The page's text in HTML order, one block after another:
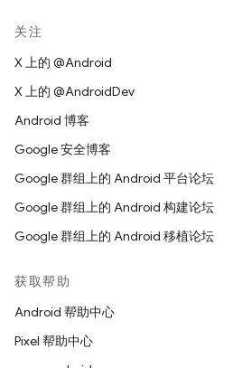
关注
X 上的 @Android
X 上的 @AndroidDev
Android 博客
Google 安全博客
Google 群组上的 Android 平台论坛
Google 群组上的 Android 构建论坛
Google 群组上的 Android 移植论坛
获取帮助
Android 帮助中心
Pixel 帮助中心